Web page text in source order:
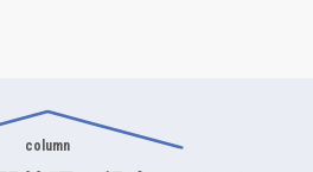
column